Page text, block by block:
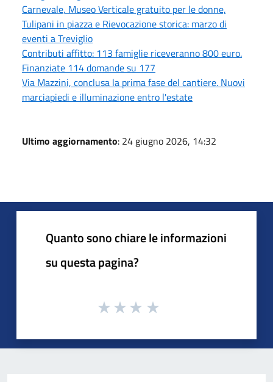
Carnevale, Museo Verticale gratuito per le donne,
Tulipani in piazza e Rievocazione storica: marzo di
eventi a Treviglio
Contributi affitto: 113 famiglie riceveranno 800 euro.
Finanziate 114 domande su 177
Via Mazzini, conclusa la prima fase del cantiere. Nuovi
marciapiedi e illuminazione entro l'estate
Ultimo aggiornamento: 24 giugno 2026, 14:32
Quanto sono chiare le informazioni
su questa pagina?